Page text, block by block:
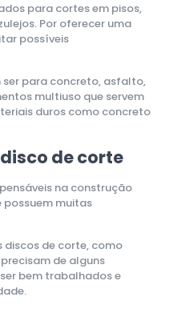
para cortes em pisos,
Por oferecer uma
possíveis
ser para concreto, asfalto,
multiuso que servem
duros como concreto
de corte
na construção
possuem muitas
discos de corte, como
de alguns
bem trabalhados e